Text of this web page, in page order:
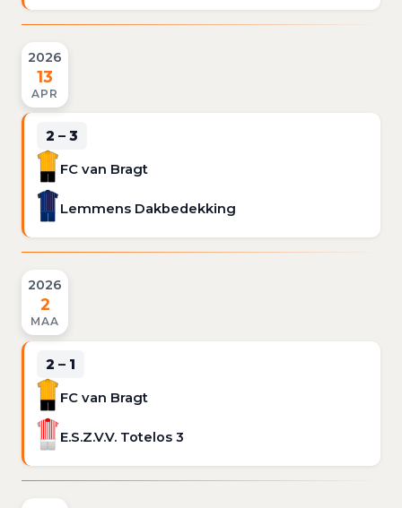
2026
13
APR
2 – 3
FC van Bragt
Lemmens Dakbedekking
2026
2
MAA
2 – 1
FC van Bragt
E.S.Z.V.V. Totelos 3